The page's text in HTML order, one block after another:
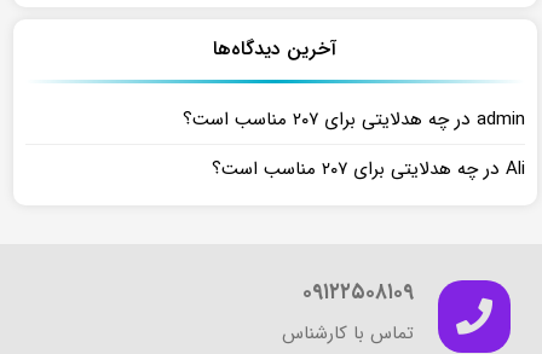
آخرین دیدگاه‌ها
admin درچه هدلایتی برای ۲۰۷ مناسب است؟
Ali درچه هدلایتی برای ۲۰۷ مناسب است؟
۰۹۱۲۲۵۰۸۱۰۹
تماس با کارشناس